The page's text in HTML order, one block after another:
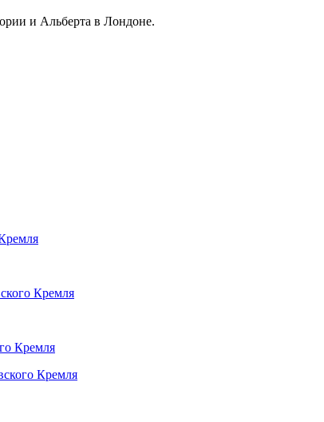
и Альберта в Лондоне.
Кремля
Кремля
Кремля